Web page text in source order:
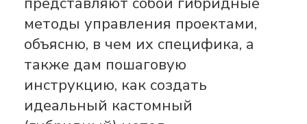
методы управления проектами,
объясню, в чем их специфика, а
также дам пошаговую
инструкцию, как создать
идеальный кастомный